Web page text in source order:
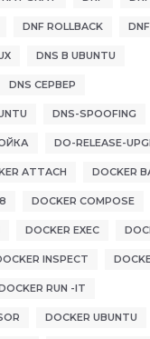
DNF ROLLBACK
DNS В UBUNTU
DNS СЕРВЕР
DNS-SPOOFING
DO-RELEASE-
ATTACH DOCKER
DOCKER COMPOSE
DOCKER EXEC
INSPECT
RUN -IT
DOCKER UBUNTU